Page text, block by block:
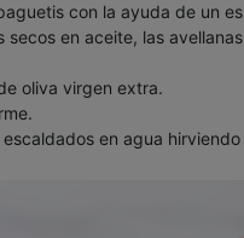
con la ayuda de un
en aceite, las
oliva virgen extra.
en agua